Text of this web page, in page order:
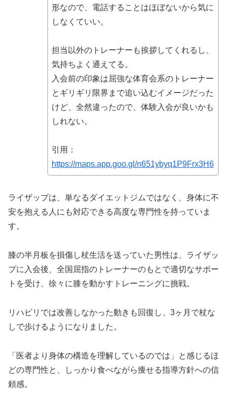
形なので、電話することはほぼないから気に
しなくていい。
担当以外のトレーナーも挨拶してくれるし、
気持ちよく通えてる。
入会前の印象は屈強な体育会系のトレーナー
とギリギリ限界まで追い込むイメージだった
けど、全然違ったので、体験入会が良いかも
しれない。
引用：
https://maps.app.goo.gl/n651ybyq1P9Frx3H6
ライザップは、単なるダイエットジムではなく、身体に不
安を抱える人にも対応できる高度な専門性を持っていま
す。
膝の半月板を損傷し杖生活を送っていた男性は、ライザッ
プに入会後、全国屈指のトレーナーのもとで適切なサポー
トを受け、徐々に膝を動かすトレーニングに挑戦。
リハビリでは改善しなかった動きも回復し、3ヶ月で杖な
しで歩けるようになりました。
「医者より身体の構造を理解しているのでは」と感じるほ
どの専門性と、しっかり食べながら痩せる指導方針への信
頼感。